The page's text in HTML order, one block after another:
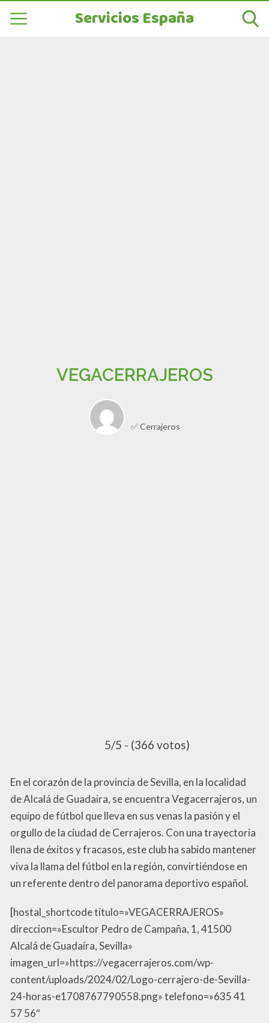
Servicios España
VEGACERRAJEROS
✅ Cerrajeros
5/5 - (366 votos)
En el corazón de la provincia de Sevilla, en la localidad
de Alcalá de Guadaira, se encuentra Vegacerrajeros, un
equipo de fútbol que lleva en sus venas la pasión y el
orgullo de la ciudad de Cerrajeros. Con una trayectoria
llena de éxitos y fracasos, este club ha sabido mantener
viva la llama del fútbol en la región, convirtiéndose en
un referente dentro del panorama deportivo español.
[hostal_shortcode titulo=»VEGACERRAJEROS»
direccion=»Escultor Pedro de Campaña, 1, 41500
Alcalá de Guadaíra, Sevilla»
imagen_url=»https://vegacerrajeros.com/wp-
content/uploads/2024/02/Logo-cerrajero-de-Sevilla-
24-horas-e1708767790558.png» telefono=»635 41
57 56″